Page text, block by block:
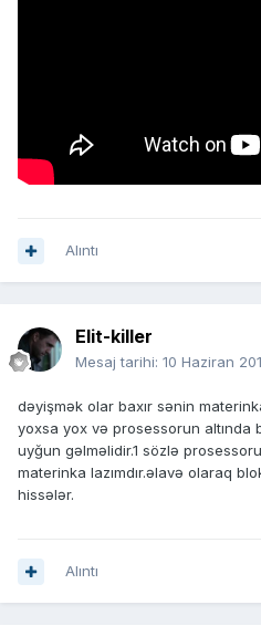
Alıntı
Elit-killer
Mesaj tarihi: 10 Haziran
dəyişmək olar baxır sənin
yoxsa yox və prosessorun altında
uyğun gəlməlidir.1 sözlə
materinka lazımdır.əlavə olaraq
hissələr.
Alıntı